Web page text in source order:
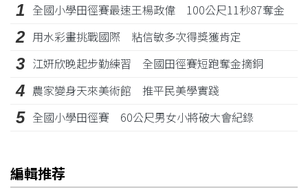
1 全國小學田徑賽最速王楊政偉 100公尺11秒87奪金
2 用水彩畫挑戰國際 粘信敏多次得獎獲肯定
3 江姸欣晚起步勤練習 全國田徑賽短跑奪金摘銅
4 農家變身天來美術館 推平民美學實踐
5 全國小學田徑賽 60公尺男女小將破大會紀錄
編輯推荐